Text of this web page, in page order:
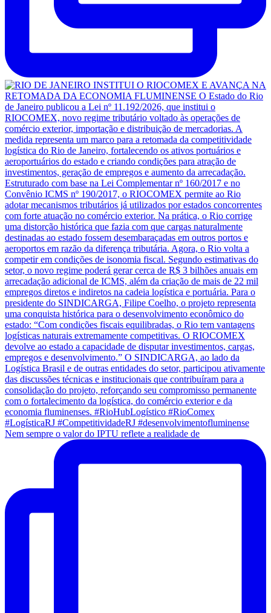
Nem sempre o valor do IPTU reflete a realidade de